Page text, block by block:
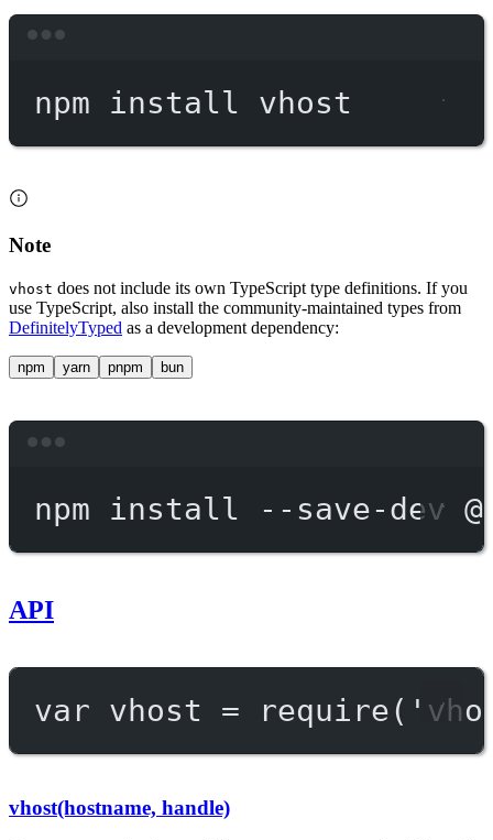
npm install vhost
Note
vhost does not include its own TypeScript type definitions. If you
use TypeScript, also install the community-maintained types from
DefinitelyTyped as a development dependency:
npm yarn pnpm bun
npm install --save-dev
API
var vhost = require(
vhost(hostname, handle)